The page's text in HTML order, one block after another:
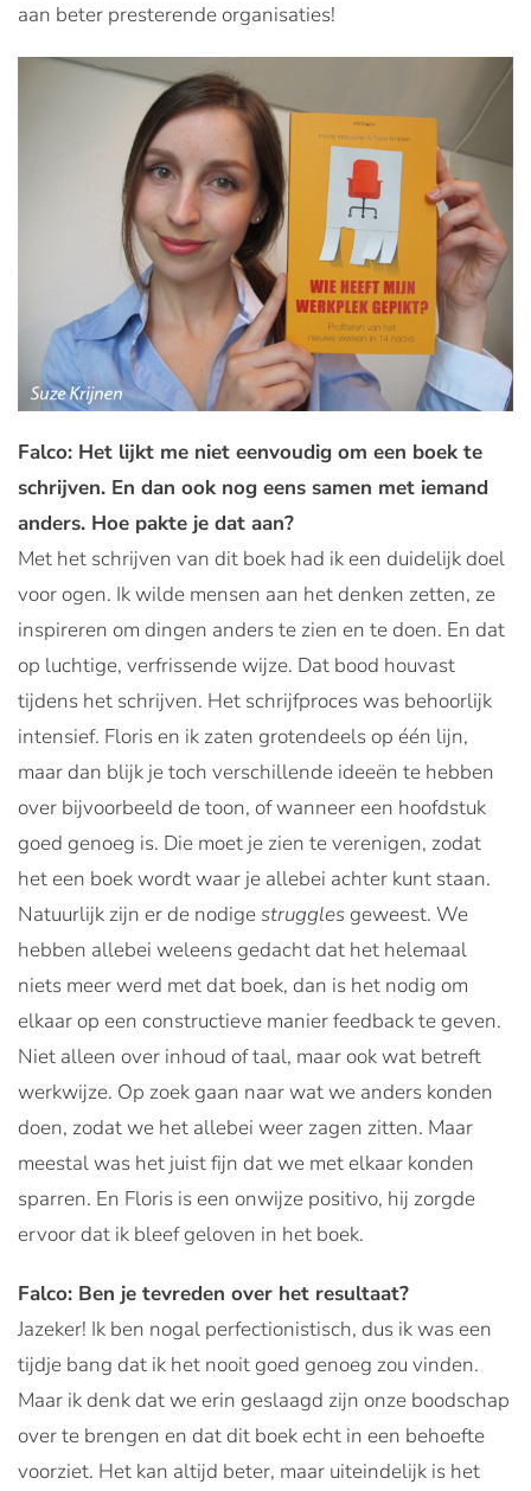
aan beter presterende organisaties!
Falco: Het lijkt me niet eenvoudig om een boek te
schrijven. En dan ook nog eens samen met iemand
anders. Hoe pakte je dat aan?
Met het schrijven van dit boek had ik een duidelijk doel
voor ogen. Ik wilde mensen aan het denken zetten, ze
inspireren om dingen anders te zien en te doen. En dat
op luchtige, verfrissende wijze. Dat bood houvast
tijdens het schrijven. Het schrijfproces was behoorlijk
intensief. Floris en ik zaten grotendeels op één lijn,
maar dan blijk je toch verschillende ideeën te hebben
over bijvoorbeeld de toon, of wanneer een hoofdstuk
goed genoeg is. Die moet je zien te verenigen, zodat
het een boek wordt waar je allebei achter kunt staan.
Natuurlijk zijn er de nodige strugglesgeweest. We
hebben allebei weleens gedacht dat het helemaal
niets meer werd met dat boek, dan is het nodig om
elkaar op een constructieve manier feedback te geven.
Niet alleen over inhoud of taal, maar ook wat betreft
werkwijze. Op zoek gaan naar wat we anders konden
doen, zodat we het allebei weer zagen zitten. Maar
meestal was het juist fijn dat we met elkaar konden
sparren. En Floris is een onwijze positivo, hij zorgde
ervoor dat ik bleef geloven in het boek.
Falco: Ben je tevreden over het resultaat?
Jazeker! Ik ben nogal perfectionistisch, dus ik was een
tijdje bang dat ik het nooit goed genoeg zou vinden.
Maar ik denk dat we erin geslaagd zijn onze boodschap
over te brengen en dat dit boek echt in een behoefte
voorziet. Het kan altijd beter, maar uiteindelijk is het